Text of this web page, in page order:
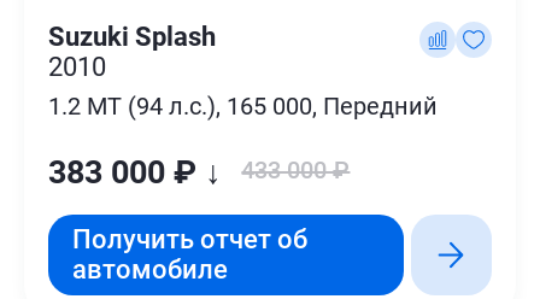
Suzuki Splash
2010
1.2 MT (94 л.с.), 165 000, Передний
383 000 ₽ ↓ 433 000 ₽
Получить отчет об
автомобиле